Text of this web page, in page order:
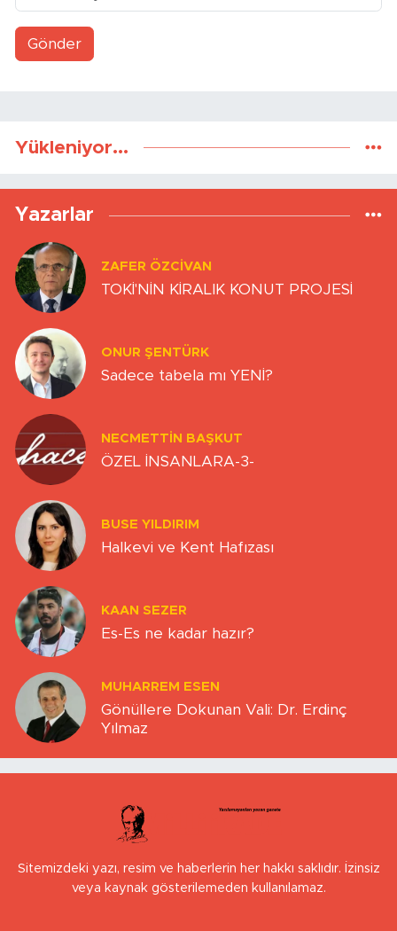
Gönder
Yükleniyor...
Yazarlar
ZAFER ÖZCIVAN
TOKİ'NİN KİRALIK KONUT PROJESİ
ONUR ŞENTÜRK
Sadece tabela mı YENİ?
NECMETTIN BAŞKUT
ÖZEL İNSANLARA-3-
BUSE YILDIRIM
Halkevi ve Kent Hafızası
KAAN SEZER
Es-Es ne kadar hazır?
MUHARREM ESEN
Gönüllere Dokunan Vali: Dr. Erdinç
Yılmaz
Sitemizdeki yazı, resim ve haberlerin her hakkı saklıdır. İzinsiz
veya kaynak gösterilemeden kullanılamaz.